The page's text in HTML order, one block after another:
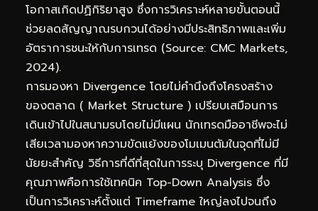
โอกาสเกิดปฏิกิริยาสูง ซึ่งการวิเคราะห์หลายขั้นตอนนี้
ช่วยลดสัญญาณรบกวนได้อย่างมีประสิทธิภาพและเพิ่ม
อัตราการชนะให้กับการเทรด (Source: CMC Markets,
2024).
การมองหา Divergence โดยไม่คำนึงถึงโครงสร้าง
ของตลาด ( Market Structure ) เปรียบเสมือนการ
เดินเข้าไปในสนามรบโดยไม่มีแผน นักเทรดมืออาชีพจะไม่
เสียเวลามองหาความขัดแย้งของโมเมนตัมในจุดที่ไม่มี
นัยยะสำคัญ วิธีการที่ดีที่สุดในการระบุ Divergence ที่มี
คุณภาพคือการใช้เทคนิค Top-Down Analysis ซึ่ง
เป็นการวิเคราะห์ตั้งแต่ Timeframe ใหญ่ลงไปจนถึง